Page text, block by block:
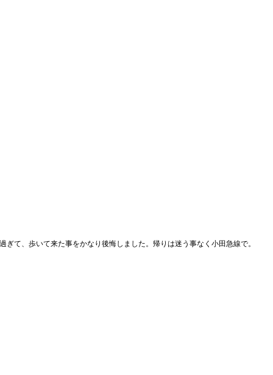
て、歩いて来た事をかなり後悔しました。帰りは迷う事なく小田急線で。